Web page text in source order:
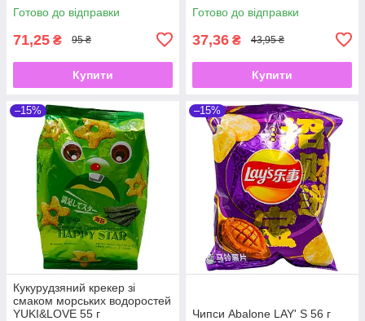
Готово до відправки
71,25 ₴ 95 ₴
Купити
Готово до відправки
37,36 ₴ 43,95 ₴
Купити
–15%
Кукурудзяний крекер зі
смаком морських водоростей
YUKI&LOVE 55 г
–15%
Чипси Abalone LAY' S 56 г